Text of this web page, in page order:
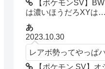
【ポケモンSV】
は濃いほうだろXYは
あ
2023.10.30
レアボ勢ってやっぱ
【ポケモン SV】